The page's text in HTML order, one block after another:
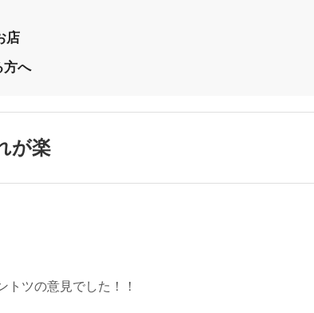
店
方へ
が楽
トツの意見でした！！